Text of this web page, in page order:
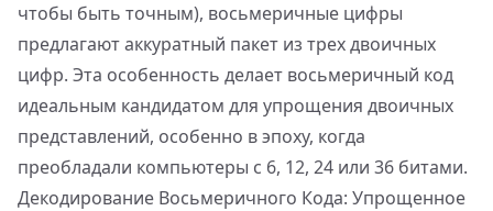
чтобы быть точным), восьмеричные цифры
предлагают аккуратный пакет из трех двоичных
цифр. Эта особенность делает восьмеричный код
идеальным кандидатом для упрощения двоичных
представлений, особенно в эпоху, когда
преобладали компьютеры с 6, 12, 24 или 36 битами.
Декодирование Восьмеричного Кода: Упрощенное